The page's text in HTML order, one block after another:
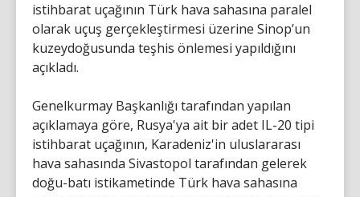
istihbarat uçağının Türk hava sahasına paralel
olarak uçuş gerçekleştirmesi üzerine Sinop’un
kuzeydoğusunda teşhis önlemesi yapıldığını
açıkladı.
Genelkurmay Başkanlığı tarafından yapılan
açıklamaya göre, Rusya'ya ait bir adet IL-20 tipi
istihbarat uçağının, Karadeniz'in uluslararası
hava sahasında Sivastopol tarafından gelerek
doğu-batı istikametinde Türk hava sahasına